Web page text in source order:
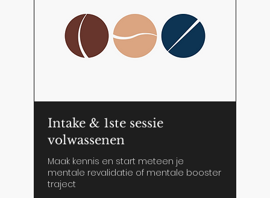
Intake & 1ste sessie
volwassenen
Maak kennis en start meteen je
mentale revalidatie of mentale booster
traject